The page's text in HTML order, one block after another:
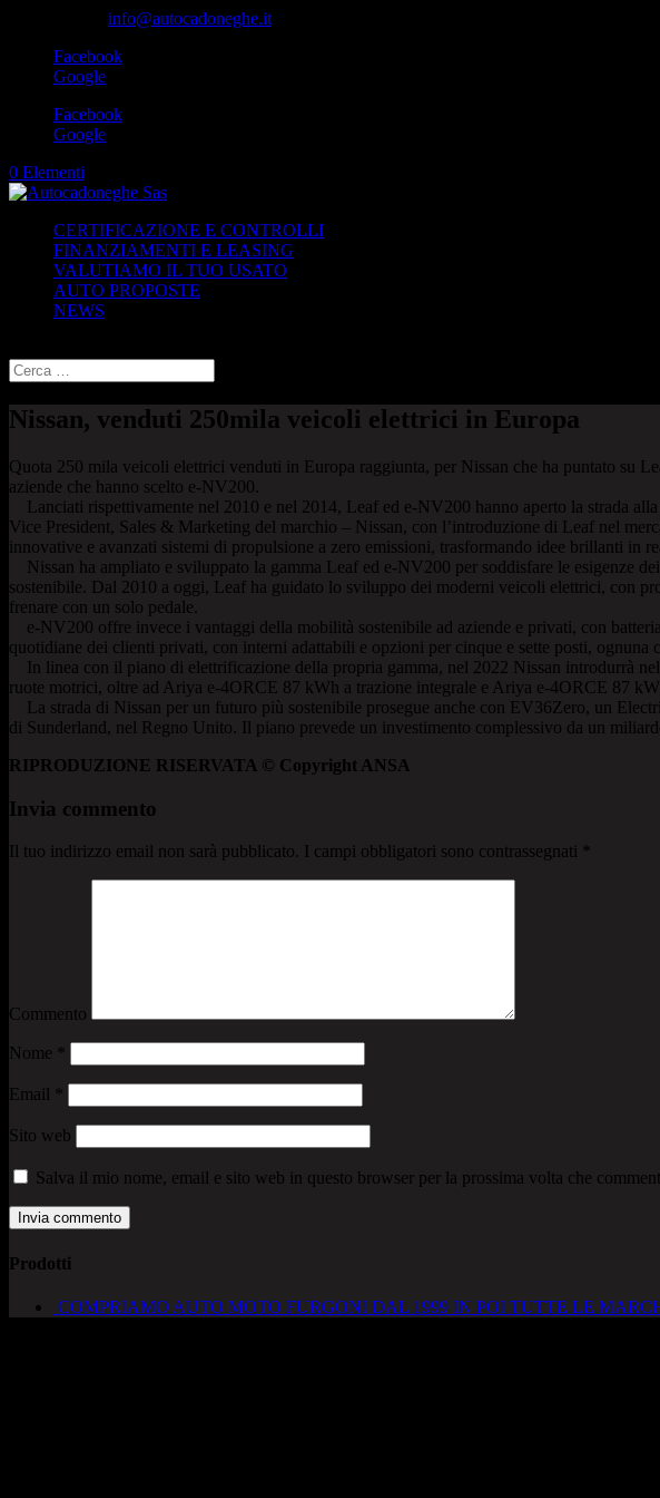
info@autocadoneghe.it
Facebook
Google
Facebook
Google
0 Elementi
CERTIFICAZIONE E CONTROLLI
FINANZIAMENTI E LEASING
VALUTIAMO IL TUO USATO
AUTO PROPOSTE
NEWS
Nissan, venduti 250mila veicoli elettrici in Europa
Quota 250 mila veicoli elettrici venduti in Europa raggiunta, per Nissan che ha puntato su
aziende che hanno scelto e-NV200.
Lanciati rispettivamente nel 2010 e nel 2014, Leaf ed e-NV200 hanno aperto la strada
Vice President, Sales & Marketing del marchio – Nissan, con l’introduzione di Leaf nel
innovative e avanzati sistemi di propulsione a zero emissioni, trasformando idee brillanti in
Nissan ha ampliato e sviluppato la gamma Leaf ed e-NV200 per soddisfare le esigenze
sostenibile. Dal 2010 a oggi, Leaf ha guidato lo sviluppo dei moderni veicoli elettrici, con
frenare con un solo pedale.
e-NV200 offre invece i vantaggi della mobilità sostenibile ad aziende e privati, con
quotidiane dei clienti privati, con interni adattabili e opzioni per cinque e sette posti,
In linea con il piano di elettrificazione della propria gamma, nel 2022 Nissan introdurrà
ruote motrici, oltre ad Ariya e-4ORCE 87 kWh a trazione integrale e Ariya e-4ORCE 87
La strada di Nissan per un futuro più sostenibile prosegue anche con EV36Zero, un
di Sunderland, nel Regno Unito. Il piano prevede un investimento complessivo da un
RIPRODUZIONE RISERVATA © Copyright ANSA
Invia commento
Il tuo indirizzo email non sarà pubblicato. I campi obbligatori sono contrassegnati
Commento
Nome
Email
Sito web
Salva il mio nome, email e sito web in questo browser per la prossima volta che
Prodotti
COMPRIAMO AUTO MOTO FURGONI DAL 1999 IN POI TUTTE LE